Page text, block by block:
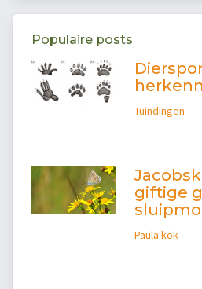
Populaire posts
Tuindingen
giftige
Paula kok